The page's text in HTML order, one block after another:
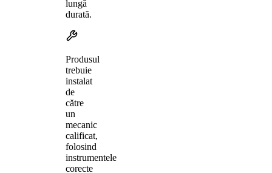
lungă
durată.
Produsul
trebuie
instalat
de
către
un
mecanic
calificat,
folosind
instrumentele
corecte